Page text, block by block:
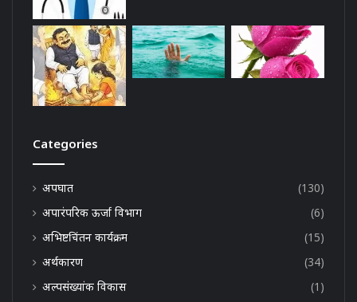
Categories
अपघात
(130)
अपारंपरिक ऊर्जा विभाग
(6)
अभिष्टचिंतन कार्यक्रम
(15)
अर्थकारण
(34)
अल्पसंख्यांक विकास
(1)